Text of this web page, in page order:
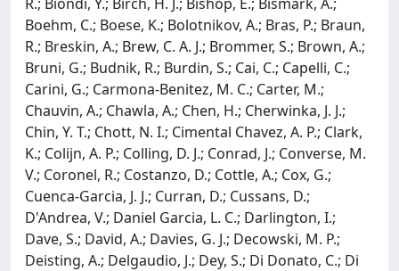
Boehm, C.; Boese, K.; Bolotnikov, A.; Bras, P.; Braun,
R.; Breskin, A.; Brew, C. A. J.; Brommer, S.; Brown, A.;
Bruni, G.; Budnik, R.; Burdin, S.; Cai, C.; Capelli, C.;
Carini, G.; Carmona-Benitez, M. C.; Carter, M.;
Chauvin, A.; Chawla, A.; Chen, H.; Cherwinka, J. J.;
Chin, Y. T.; Chott, N. I.; Cimental Chavez, A. P.; Clark,
K.; Colijn, A. P.; Colling, D. J.; Conrad, J.; Converse, M.
V.; Coronel, R.; Costanzo, D.; Cottle, A.; Cox, G.;
Cuenca-Garcia, J. J.; Curran, D.; Cussans, D.;
D'Andrea, V.; Daniel Garcia, L. C.; Darlington, I.;
Dave, S.; David, A.; Davies, G. J.; Decowski, M. P.;
Deisting, A.; Delgaudio, J.; Dey, S.; Di Donato, C.; Di